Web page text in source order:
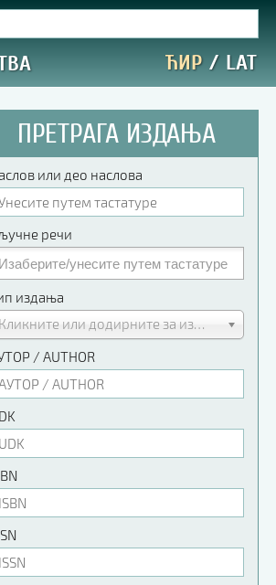
ЋИР / LAT
ПРЕТРАГА ИЗДАЊА
или део наслова
речи
издања
Кликните или додирните за избор
/ AUTHOR